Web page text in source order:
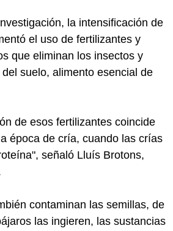
la intensificación de
el uso de fertilizantes y
que eliminan los insectos y
suelo, alimento esencial de
de esos fertilizantes coincide
época de cría, cuando las crías
señaló Lluís Brotons,
contaminan las semillas, de
las ingieren, las sustancias